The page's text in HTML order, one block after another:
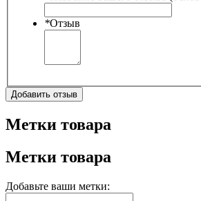
*Отзыв
Добавить отзыв
Метки товара
Метки товара
Добавьте ваши метки: